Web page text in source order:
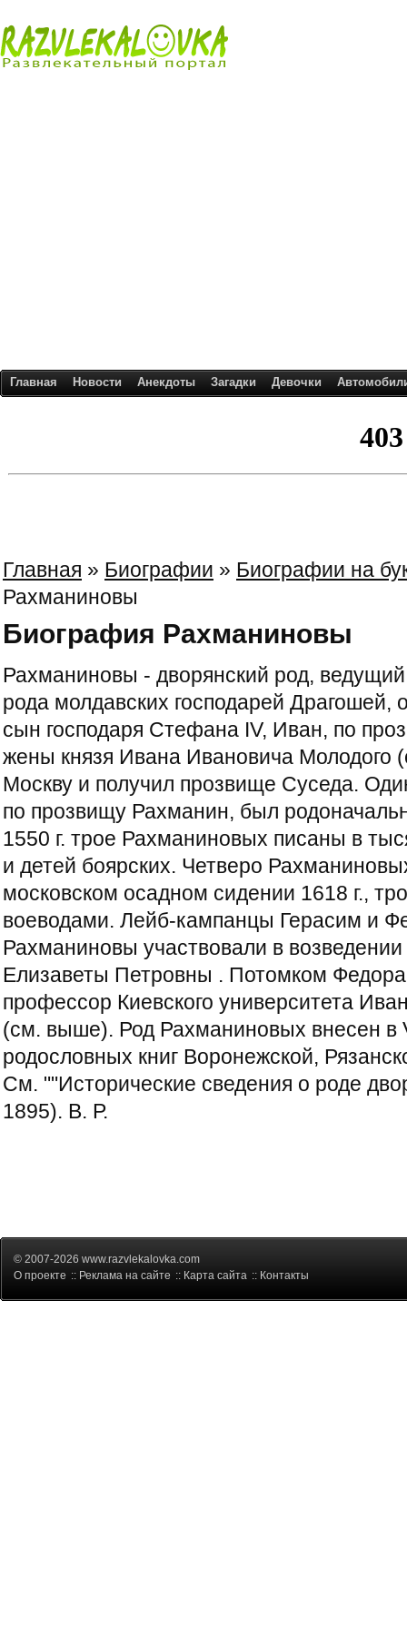
Главная Новости Анекдоты Загадки Девочки
Главная » Биографии » Биографии на
Рахманиновы
Биография Рахманиновы
Рахманиновы - дворянский род,
рода молдавских господарей Драгошей,
сын господаря Стефана IV, Иван, по
жены князя Ивана Ивановича Молодого
Москву и получил прозвище Суседа.
по прозвищу Рахманин, был
1550 г. трое Рахманиновых писаны в
и детей боярских. Четверо
московском осадном сидении 1618 г.,
воеводами. Лейб-кампанцы Герасим и
Рахманиновы участвовали в
Елизаветы Петровны . Потомком
профессор Киевского университета
(см. выше). Род Рахманиновых внесен в
родословных книг Воронежской,
См. ""Исторические сведения о роде
1895). В. Р.
© 2007-2026 www.razvlekalovka.com
О проекте :: Реклама на сайте :: Карта сайта :: Контакты